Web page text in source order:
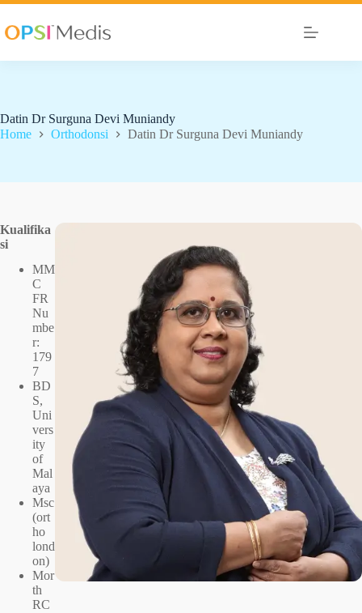
Datin Dr Surguna Devi Muniandy
Home
Orthodonsi Datin Dr Surguna Devi Muniandy
Kualifika
si
MM
C
FR
Nu
mbe
r:
179
7
BD
S,
Uni
vers
ity
of
Mal
aya
Msc
(ort
ho
lond
on)
Mor
th
RC